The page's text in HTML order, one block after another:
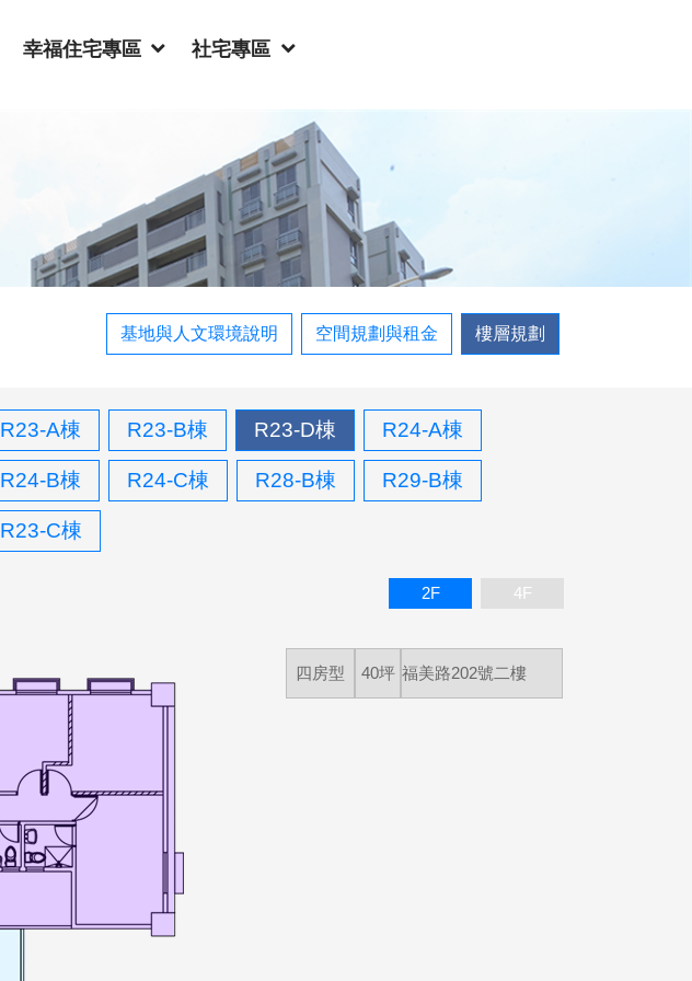
幸福住宅專區 社宅專區
基地與人文環境說明 空間規劃與租金 樓層規劃
R23-A棟 R23-B棟 R23-D棟 R24-A棟
R24-B棟 R24-C棟 R28-B棟 R29-B棟
R23-C棟
2F 4F
四房型 40坪 福美路202號二樓